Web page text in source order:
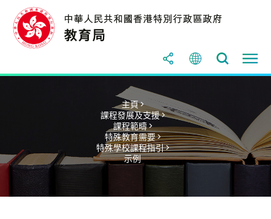
主頁 >
課程發展及支援 >
課程範疇 >
特殊教育需要 >
特殊學校課程指引 >
示例